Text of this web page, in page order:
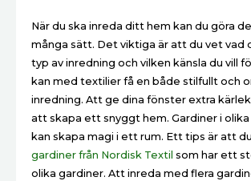
När du ska inreda ditt hem kan du göra
många sätt. Det viktiga är att du vet vad
typ av inredning och vilken känsla du vill
kan med textilier få en både stilfullt och
inredning. Att ge dina fönster extra
att skapa ett snyggt hem. Gardiner i
kan skapa magi i ett rum. Ett tips är att
gardiner från Nordisk Textil som har ett
olika gardiner. Att inreda med flera